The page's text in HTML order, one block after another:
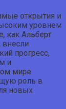
открытия и
уровнем
как Альберт
прогресс,
и
мире
роль в
новых